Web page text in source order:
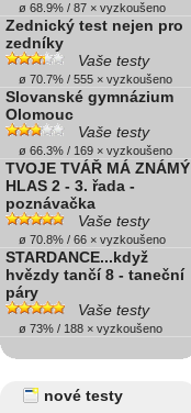
ø 68.9% / 87 × vyzkoušeno
Zednický test nejen pro
zedníky
Vaše testy
ø 70.7% / 555 × vyzkoušeno
Slovanské gymnázium
Olomouc
Vaše testy
ø 66.3% / 169 × vyzkoušeno
TVOJE TVÁŘ MÁ ZNÁMÝ
HLAS 2 - 3. řada -
poznávačka
Vaše testy
ø 70.8% / 66 × vyzkoušeno
STARDANCE...když
hvězdy tančí 8 - taneční
páry
Vaše testy
ø 73% / 188 × vyzkoušeno
nové testy